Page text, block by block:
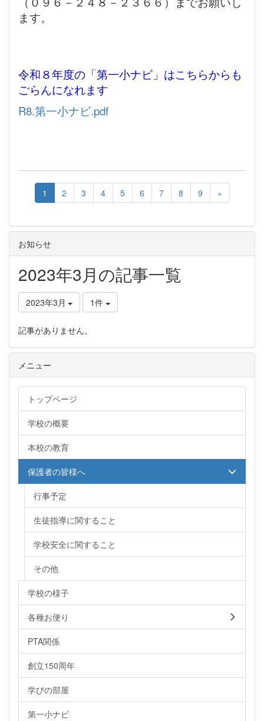
ます。
令和８年度の「第一小ナビ」はこちらからも
ごらんになれます
R8.第一小ナビ.pdf
1 2 3 4 5 6 7 8 9 »
お知らせ
2023年3月の記事一覧
2023年3月 1件
記事がありません。
メニュー
トップページ
学校の概要
本校の教育
保護者の皆様へ
行事予定
生徒指導に関すること
学校安全に関すること
その他
学校の様子
各種お便り
PTA関係
創立150周年
学びの部屋
第一小ナビ